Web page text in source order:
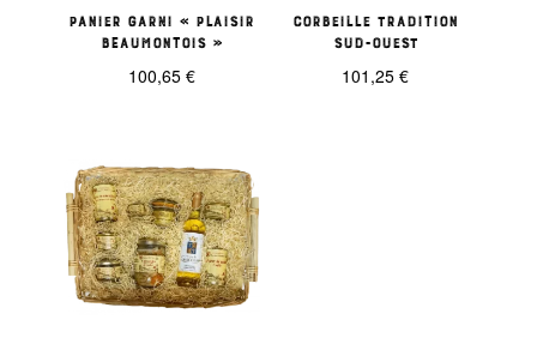
Panier garni « Plaisir
Beaumontois »
100,65 €
Corbeille Tradition
Sud-Ouest
101,25€